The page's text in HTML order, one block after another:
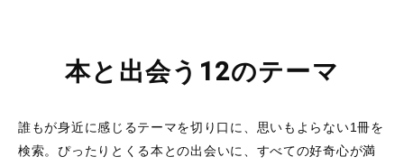
本と出会う12のテーマ
誰もが身近に感じるテーマを切り口に、思いもよらない1冊を
検索。 ぴったりとくる本との出会いに、すべての好奇心が満